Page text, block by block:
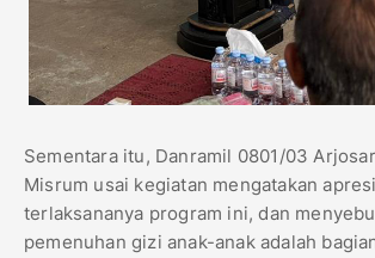
Sementara itu, Danramil 0801/03
Misrum usai kegiatan mengatakan
terlaksananya program ini, dan
pemenuhan gizi anak-anak adalah